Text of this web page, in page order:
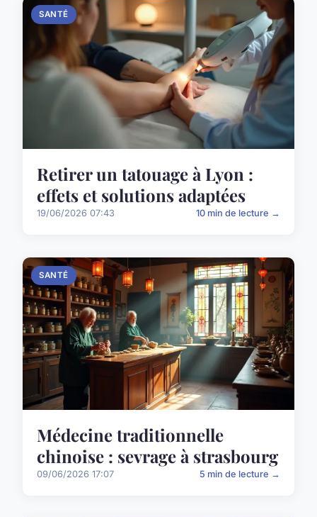
SANTÉ
Retirer un tatouage à Lyon :
effets et solutions adaptées
19/06/2026 07:43 10 min de lecture →
SANTÉ
Médecine traditionnelle
chinoise : sevrage à strasbourg
09/06/2026 17:07 5 min de lecture →